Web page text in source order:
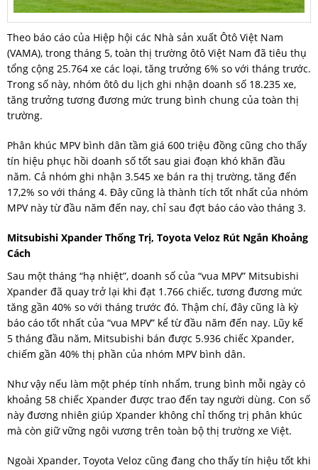
Theo báo cáo của Hiệp hội các Nhà sản xuất Ôtô Việt Nam
(VAMA), trong tháng 5, toàn thị trường ôtô Việt Nam đã tiêu thụ
tổng cộng 25.764 xe các loại, tăng trưởng 6% so với tháng trước.
Trong số này, nhóm ôtô du lịch ghi nhận doanh số 18.235 xe,
tăng trưởng tương đương mức trung bình chung của toàn thị
trường.
Phân khúc MPV bình dân tầm giá 600 triệu đồng cũng cho thấy
tín hiệu phục hồi doanh số tốt sau giai đoạn khó khăn đầu
năm. Cả nhóm ghi nhận 3.545 xe bán ra thị trường, tăng đến
17,2% so với tháng 4. Đây cũng là thành tích tốt nhất của nhóm
MPV này từ đầu năm đến nay, chỉ sau đợt báo cáo vào tháng 3.
Mitsubishi Xpander Thống Trị, Toyota Veloz Rút Ngắn Khoảng
Cách
Sau một tháng “hạ nhiệt”, doanh số của “vua MPV” Mitsubishi
Xpander đã quay trở lại khi đạt 1.766 chiếc, tương đương mức
tăng gần 40% so với tháng trước đó. Thậm chí, đây cũng là kỳ
báo cáo tốt nhất của “vua MPV” kể từ đầu năm đến nay. Lũy kế
5 tháng đầu năm, Mitsubishi bán được 5.936 chiếc Xpander,
chiếm gần 40% thị phần của nhóm MPV bình dân.
Như vậy nếu làm một phép tính nhẩm, trung bình mỗi ngày có
khoảng 58 chiếc Xpander được trao đến tay người dùng. Con số
này đương nhiên giúp Xpander không chỉ thống trị phân khúc
mà còn giữ vững ngôi vương trên toàn bộ thị trường xe Việt.
Ngoài Xpander, Toyota Veloz cũng đang cho thấy tín hiệu tốt khi